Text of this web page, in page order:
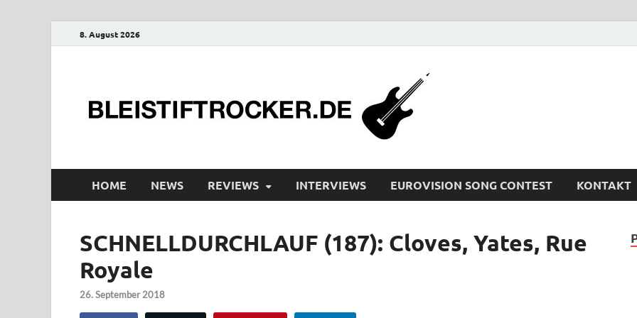
8. August 2026
HOME NEWS REVIEWS INTERVIEWS EUROVISION SONG CONTEST KONTAKT
SCHNELLDURCHLAUF (187): Cloves, Yates, Rue
Royale
26. September 2018